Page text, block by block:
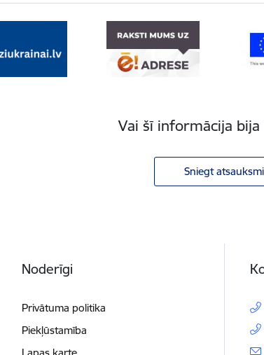
Vai šī informācija bija
Sniegt atsauksmi
Noderīgi
Privātuma politika
Piekļūstamība